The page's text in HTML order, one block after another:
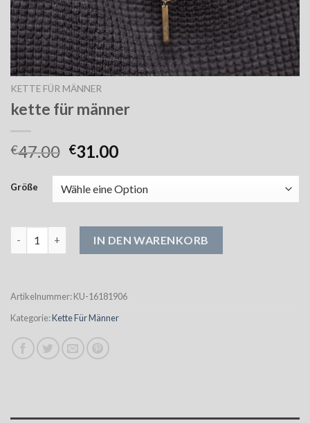
KETTE FÜR MÄNNER
kette für männer
€47.00 €31.00
Größe
IN DEN WARENKORB
Artikelnummer:KU-16181906
Kategorie:Kette Für Männer